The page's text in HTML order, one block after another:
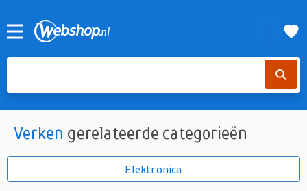
Verken gerelateerde categorieën
Elektronica